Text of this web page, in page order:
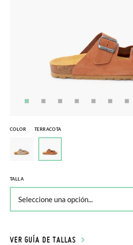
COLOR TERRACOTA
TALLA
VER GUÍA DE TALLAS